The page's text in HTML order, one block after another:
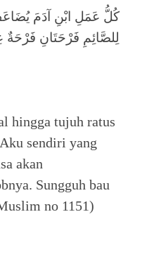
كُلُّ عَمَلِ ابْنِ آدَمَ
لِلصَّائِمِ فَرْحَتَانِ
hingga tujuh ratus
sendiri yang
akan
Sungguh bau
no 1151)